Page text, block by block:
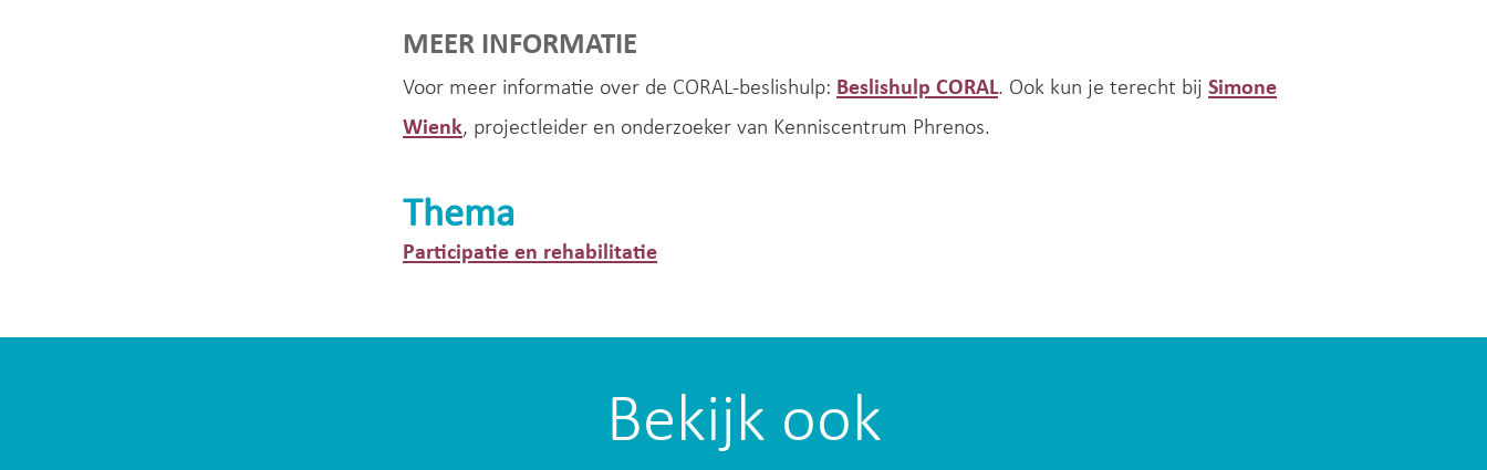
MEER INFORMATIE
Voor meer informatie over de CORAL-beslishulp: Beslishulp CORAL. Ook kun je terecht bij Simone
Wienk, projectleider en onderzoeker van Kenniscentrum Phrenos.
Thema
Participatie en rehabilitatie
Bekijk ook